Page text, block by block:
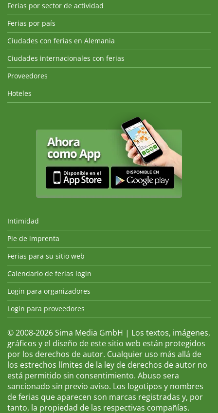
Ferias por sector de actividad
Ferias por país
Ciudades con ferias en Alemania
Ciudades internacionales con ferias
Proveedores
Hoteles
Intimidad
Pie de imprenta
Ferias para su sitio web
Calendario de ferias login
Login para organizadores
Login para proveedores
© 2008-2026 Sima Media GmbH | Los textos, imágenes,
gráficos y el diseño de este sitio web están protegidos
por los derechos de autor. Cualquier uso más allá de
los estrechos límites de la ley de derechos de autor no
está permitido sin consentimiento. Abuso sera
sancionado sin previo aviso. Los logotipos y nombres
de ferias que aparecen son marcas registradas y, por
tanto, la propiedad de las respectivas compañías.